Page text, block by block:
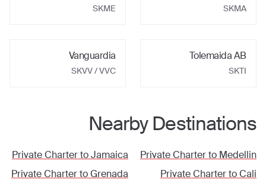
SKMA
SKME
Tolemaida AB
SKTI
Vanguardia
SKVV / VVC
Nearby Destinations
Private Charter to Medellin
Private Charter toCali
Private Charter toJamaica
Private Charter toGrenada